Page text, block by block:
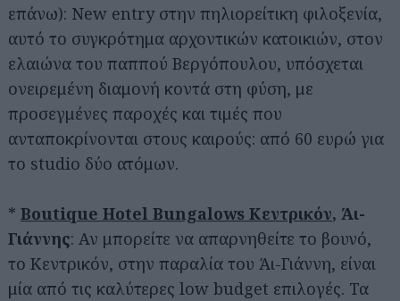
επάνω): New entry στην πηλιορείτικη φιλοξενία,
αυτό το συγκρότημα αρχοντικών κατοικιών, στον
ελαιώνα του παππού Βεργόπουλου, υπόσχεται
ονειρεμένη διαμονή κοντά στη φύση, με
προσεγμένες παροχές και τιμές που
ανταποκρίνονται στους καιρούς: από 60 ευρώ για
το studio δύο ατόμων.
* Boutique Hotel Bungalows Κεντρικόν, Άι-
Γιάννης: Αν μπορείτε να απαρνηθείτε το βουνό,
το Κεντρικόν, στην παραλία του Άι-Γιάννη, είναι
μία από τις καλύτερες low budget επιλογές. Τα